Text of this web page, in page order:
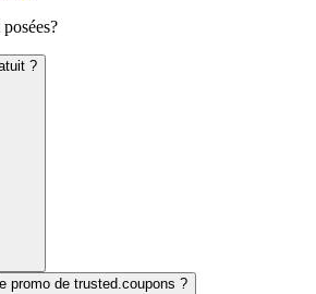
?
promo de trusted.coupons ?